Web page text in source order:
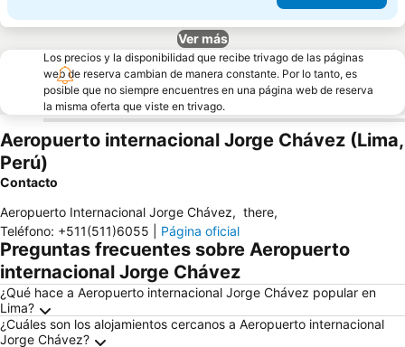
Ver más
Los precios y la disponibilidad que recibe trivago de las páginas
web de reserva cambian de manera constante. Por lo tanto, es
posible que no siempre encuentres en una página web de reserva
la misma oferta que viste en trivago.
Aeropuerto internacional Jorge Chávez (Lima,
Perú)
Contacto
Aeropuerto Internacional Jorge Chávez, there,
Teléfono: +511(511)6055 Página oficial
Preguntas frecuentes sobre Aeropuerto
internacional Jorge Chávez
¿Qué hace a Aeropuerto internacional Jorge Chávez popular en
Lima?
¿Cuáles son los alojamientos cercanos a Aeropuerto internacional
Jorge Chávez?